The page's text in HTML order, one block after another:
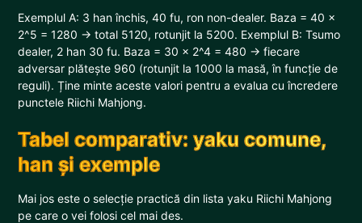
Exemplul A: 3 han închis, 40 fu, ron non-dealer. Baza = 40 ×
2^5 = 1280 → total 5120, rotunjit la 5200. Exemplul B: Tsumo
dealer, 2 han 30 fu. Baza = 30 × 2^4 = 480 → fiecare
adversar plătește 960 (rotunjit la 1000 la masă, în funcție de
reguli). Ține minte aceste valori pentru a evalua cu încredere
punctele Riichi Mahjong.
Tabel comparativ: yaku comune,
han și exemple
Mai jos este o selecție practică din lista yaku Riichi Mahjong
pe care o vei folosi cel mai des.